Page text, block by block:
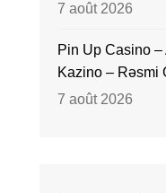
7 août 2026
Pin Up Casino
Kazino – Rəsmi
7 août 2026